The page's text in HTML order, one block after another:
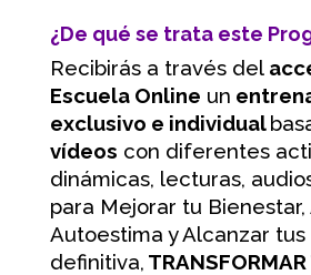
¿De qué se trata este
Recibirás a través del
Escuela Online un
exclusivo e individual
vídeos con diferentes
dinámicas, lecturas,
para Mejorar tu
Autoestima y Alcanzar tus
definitiva, TRANSFORMAR